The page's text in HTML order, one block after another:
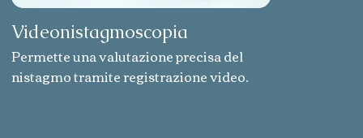
Videonistagmoscopia
Permette una valutazione precisa del
nistagmo tramite registrazione video.